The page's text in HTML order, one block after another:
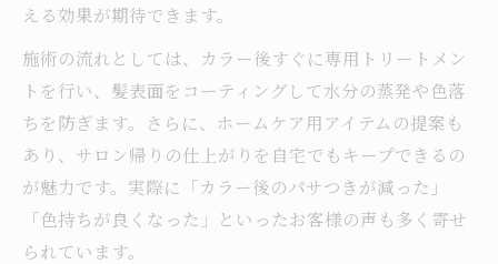
える効果が期待できます。
施術の流れとしては、カラー後すぐに専用トリートメン
トを行い、髪表面をコーティングして水分の蒸発や色落
ちを防ぎます。さらに、ホームケア用アイテムの提案も
あり、サロン帰りの仕上がりを自宅でもキープできるの
が魅力です。実際に「カラー後のパサつきが減った」
「色持ちが良くなった」といったお客様の声も多く寄せ
られています。